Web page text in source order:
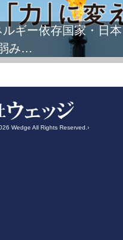
ルギー依存国家・日
み…
Wedge All Rights Reserved.›